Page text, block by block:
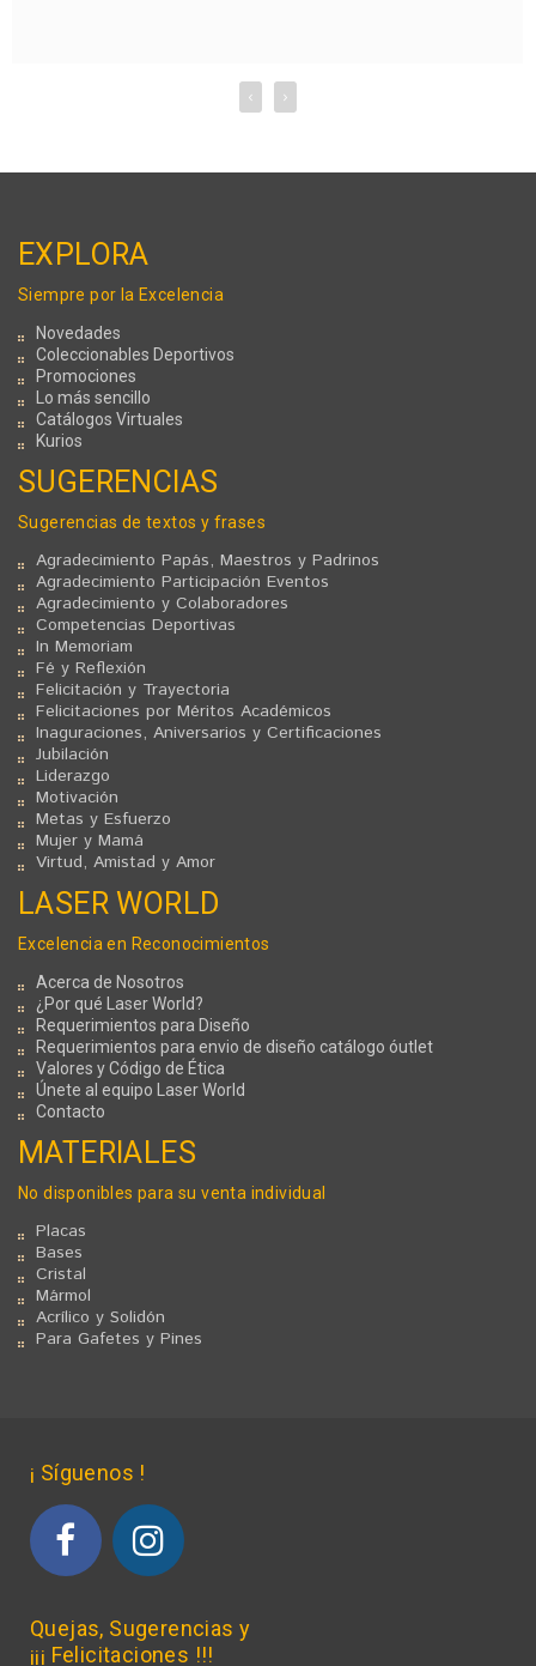
‹ ›
EXPLORA
Siempre por la Excelencia
Novedades
Coleccionables Deportivos
Promociones
Lo más sencillo
Catálogos Virtuales
Kurios
SUGERENCIAS
Sugerencias de textos y frases
Agradecimiento Papás, Maestros y Padrinos
Agradecimiento Participación Eventos
Agradecimiento y Colaboradores
Competencias Deportivas
In Memoriam
Fé y Reflexión
Felicitación y Trayectoria
Felicitaciones por Méritos Académicos
Inaguraciones, Aniversarios y Certificaciones
Jubilación
Liderazgo
Motivación
Metas y Esfuerzo
Mujer y Mamá
Virtud, Amistad y Amor
LASER WORLD
Excelencia en Reconocimientos
Acerca de Nosotros
¿Por qué Laser World?
Requerimientos para Diseño
Requerimientos para envio de diseño catálogo óutlet
Valores y Código de Ética
Únete al equipo Laser World
Contacto
MATERIALES
No disponibles para su venta individual
Placas
Bases
Cristal
Mármol
Acrílico y Solidón
Para Gafetes y Pines
¡ Síguenos !
Quejas, Sugerencias y
¡¡¡ Felicitaciones !!!